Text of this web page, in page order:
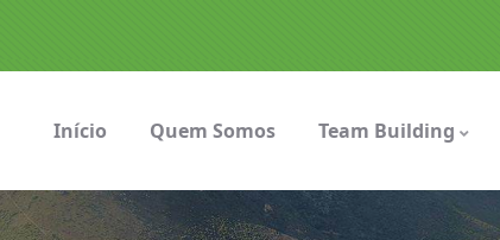
Início Quem Somos Team Building